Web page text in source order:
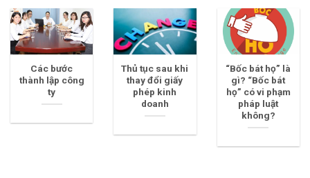
Các bước
thành lập công
ty
Thủ tục sau khi
thay đổi giấy
phép kinh
doanh
“Bốc bát họ” là
gì? “Bốc bát
họ” có vi phạm
pháp luật
không?